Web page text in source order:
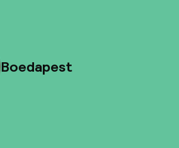
Boedapest